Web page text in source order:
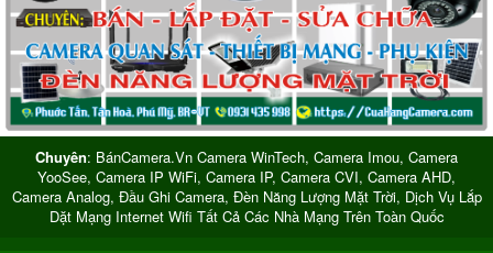
Chuyên: BánCamera.vn Camera WinTech, Camera Imou, Camera
YooSee, Camera IP WiFi, Camera IP, Camera CVI, Camera AHD,
Camera Analog, Đầu Ghi Camera, Đèn Năng Lượng Mặt Trời, Dịch Vụ Lắp
Dặt Mạng Internet Wifi Tất Cả Các Nhà Mạng Trên Toàn Quốc